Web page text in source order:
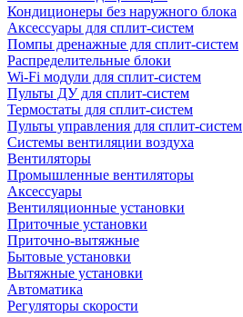
Кондиционеры без наружного блока
Аксессуары для сплит-систем
Помпы дренажные для сплит-систем
Распределительные блоки
Wi-Fi модули для сплит-систем
Пульты ДУ для сплит-систем
Термостаты для сплит-систем
Пульты управления для сплит-систем
Системы вентиляции воздуха
Вентиляторы
Промышленные вентиляторы
Аксессуары
Вентиляционные установки
Приточные установки
Приточно-вытяжные
Бытовые установки
Вытяжные установки
Автоматика
Регуляторы скорости